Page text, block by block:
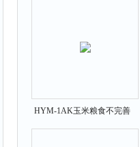
HYM-1AK玉米粮食不完善
粒分析仪